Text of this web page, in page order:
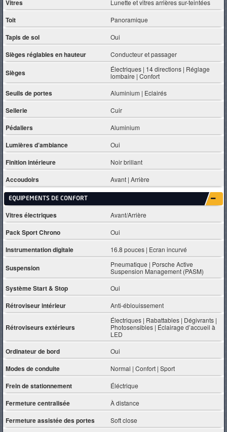
Vitres Lunette et vitres arrières sur-teintées
Toit Panoramique
Tapis de sol Oui
Sièges réglables en hauteur Conducteur et passager
Sièges
Électriques | 14 directions | Réglage
lombaire | Confort
Seuils de portes Aluminium | Eclairés
Sellerie Cuir
Pédaliers Aluminium
Lumières d’ambiance Oui
Finition intérieure Noir brillant
Accoudoirs Avant | Arrière
EQUIPEMENTS DE CONFORT
Vitres électriques Avant/Arrière
Pack Sport Chrono Oui
Instrumentation digitale 16.8 pouces | Ecran incurvé
Suspension
Pneumatique | Porsche Active
Suspension Management (PASM)
Système Start & Stop Oui
Rétroviseur intérieur Anti-éblouissement
Rétroviseurs extérieurs
Électriques | Rabattables | Dégivrants |
Photosensibles | Éclairage d’accueil à
LED
Ordinateur de bord Oui
Modes de conduite Normal | Confort | Sport
Frein de stationnement Éléctrique
Fermeture centralisée À distance
Fermeture assistée des portes Soft close